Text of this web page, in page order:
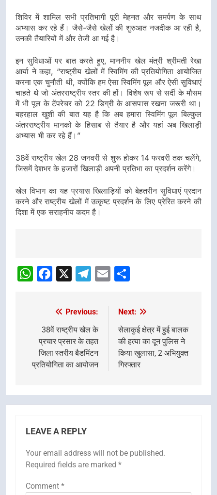
शिविर में शामिल सभी प्रतिभागी पूरी मेहनत और समर्पण के साथ
अभ्यास कर रहे हैं। जैसे-जैसे खेलों की शुरुआत नजदीक आ रही है,
उनकी तैयारियों में और तेजी आ गई है।
इन सुविधाओं पर बात करते हुए, माननीय खेल मंत्री श्रीमती रेखा
आर्या ने कहा, “राष्ट्रीय खेलों में स्विमिंग की प्रतियोगिता आयोजित
करना एक चुनौती थी, क्योंकि हम ऐसा स्विमिंग पूल और ऐसी सुविधाएं
चाहते थे जो अंतरराष्ट्रीय स्तर की हों। विशेष रूप से सर्दी के मौसम
में भी पूल के टेंपरेचर को 22 डिग्री के आसपास रखना जरूरी था।
बहरहाल खुशी की बात यह है कि अब हमारा स्विमिंग पूल बिल्कुल
अंतरराष्ट्रीय मानको के हिसाब से तैयार है और यहां अब खिलाड़ी
अभ्यास भी कर रहे हैं।”
38वें राष्ट्रीय खेल 28 जनवरी से शुरू होकर 14 फरवरी तक चलेंगे,
जिसमें देशभर के हजारों खिलाड़ी अपनी प्रतिभा का प्रदर्शन करेंगे।
खेल विभाग का यह प्रयास खिलाड़ियों को बेहतरीन सुविधाएं प्रदान
करने और राष्ट्रीय खेलों में उत्कृष्ट प्रदर्शन के लिए प्रेरित करने की
दिशा में एक सराहनीय कदम है।
Navigation
WhatsApp
Facebook
X Telegram
Email
navigation
Previous:
38वें राष्ट्रीय खेल के
प्रचार प्रसार के तहत
जिला स्तरीय बैडमिंटन
प्रतियोगिता का आयोजन
Next:
सेलाकुई क्षेत्र में हुई बालक
की हत्या का दून पुलिस ने
किया खुलासा, 2 अभियुक्त
गिरफ्तार
LEAVE A REPLY
Your email address will not be published.
Required fields are marked *
Comment *